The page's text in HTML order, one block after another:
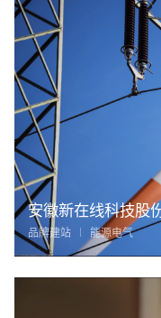
安徽新在线科技股
品牌建站 能源电气